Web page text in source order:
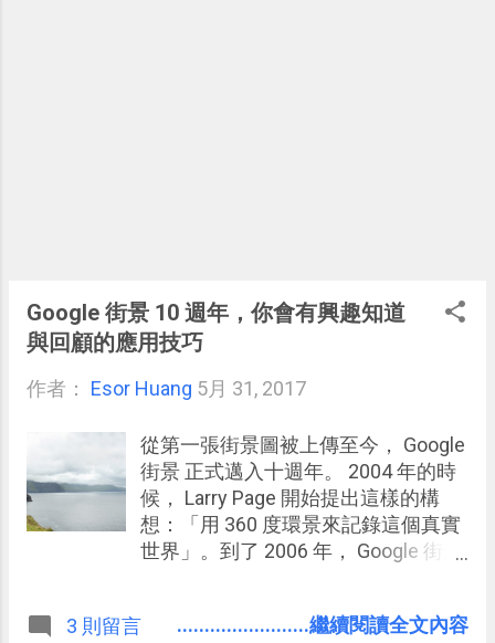
Google 街景 10 週年，你會有興趣知道
與回顧的應用技巧
作者： Esor Huang 5月 31, 2017
從第一張街景圖被上傳至今， Google
街景 正式邁入十週年。 2004 年的時
候， Larry Page 開始提出這樣的構
想：「用 360 度環景來記錄這個真實
世界」。到了 2006 年， Google 街景
出。上線至今 2017 年，已經過了十
3 則留言 ........................繼續閱讀全文內容